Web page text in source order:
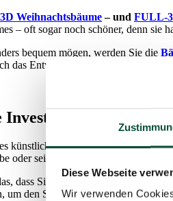
Diese Webseite
Wir verwenden
3D Weihnachtsbäume– und FULL-
– oft sogar noch schöner, denn sie
bequem mögen, werden Sie die
das Entwirren, Befestigen und
künstlichen Weihnachtsbaums ist
oder sein Gesamtbild verliert.
dass Sie statt jedes Jahr Geld für
um den Sie sich nicht kümmern